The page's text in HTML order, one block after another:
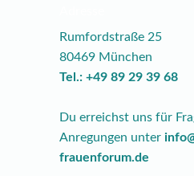
Rumfordstraße 25
80469 München
Tel.: +49 89 29 39 68
Du erreichst uns für
Anregungen unter
frauenforum.de